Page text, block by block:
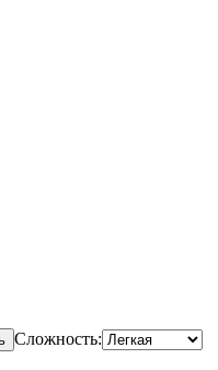
Сложность: